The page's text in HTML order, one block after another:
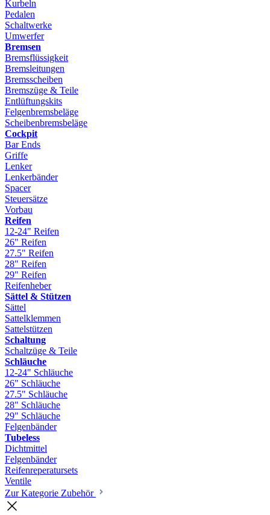
Kurbeln
Pedalen
Schaltwerke
Umwerfer
Bremsen
Bremsflüssigkeit
Bremsleitungen
Bremsscheiben
Bremszüge & Teile
Entlüftungskits
Felgenbremsbeläge
Scheibenbremsbeläge
Cockpit
Bar Ends
Griffe
Lenker
Lenkerbänder
Spacer
Steuersätze
Vorbau
Reifen
12-24" Reifen
26" Reifen
27.5" Reifen
28" Reifen
29" Reifen
Reifenheber
Sättel & Stützen
Sättel
Sattelklemmen
Sattelstützen
Schaltung
Schaltzüge & Teile
Schläuche
12-24" Schläuche
26" Schläuche
27.5" Schläuche
28" Schläuche
29" Schläuche
Felgenbänder
Tubeless
Dichtmittel
Felgenbänder
Reifenreperatursets
Ventile
Zur Kategorie Zubehör